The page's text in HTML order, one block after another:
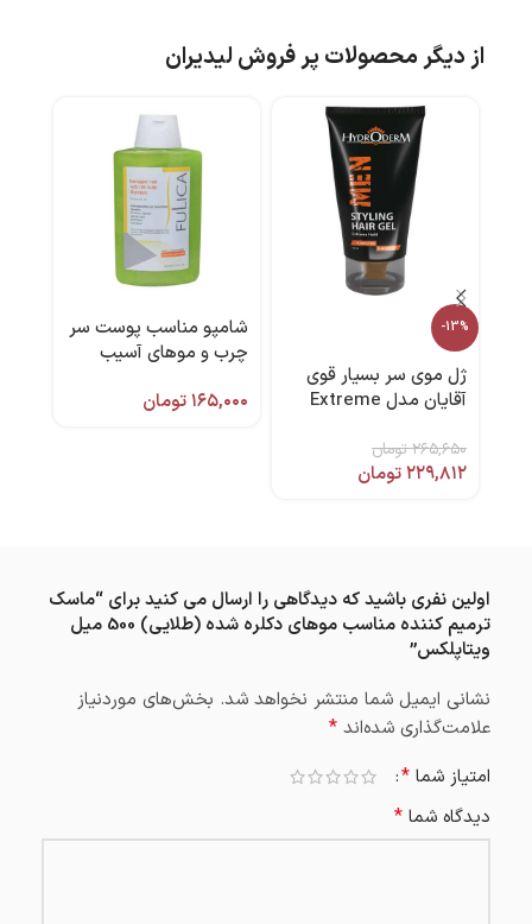
از دیگر محصولات پر فروش لیدیران
-13%
ژل موی سر بسیار قوی
آقایان مدل Extreme
هیدرودرم
۲۶۵,۶۵۰تومان
۲۲۹,۸۱۲تومان
شامپو مناسب پوست سر
چرب و موهای آسیب
۱۶۵,۰۰۰تومان
اولین نفری باشید که دیدگاهی را ارسال می کنید برای “ماسک
ترمیم کننده مناسب موهای دکلره شده (طلایی) 500 میل
ویتاپلکس”
نشانی ایمیل شما منتشر نخواهد شد. بخش‌های موردنیاز
علامت‌گذاری شده‌اند *
امتیاز شما *
دیدگاه شما *